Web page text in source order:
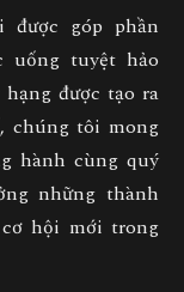
được góp phần
uống tuyệt hảo
được tạo ra
chúng tôi mong
hành cùng quý
những thành
hội mới trong